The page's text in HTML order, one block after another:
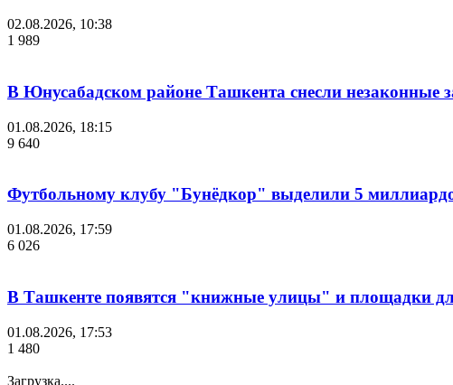
02.08.2026, 10:38
1 989
В Юнусабадском районе Ташкента снесли незаконные
01.08.2026, 18:15
9 640
Футбольному клубу "Бунёдкор" выделили 5
01.08.2026, 17:59
6 026
В Ташкенте появятся "книжные улицы" и площадки
01.08.2026, 17:53
1 480
Загрузка....